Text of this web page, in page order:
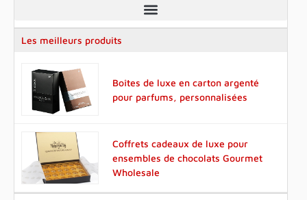
Les meilleurs produits
Boîtes de luxe en carton argenté
pour parfums, personnalisées
Coffrets cadeaux de luxe pour
ensembles de chocolats Gourmet
Wholesale